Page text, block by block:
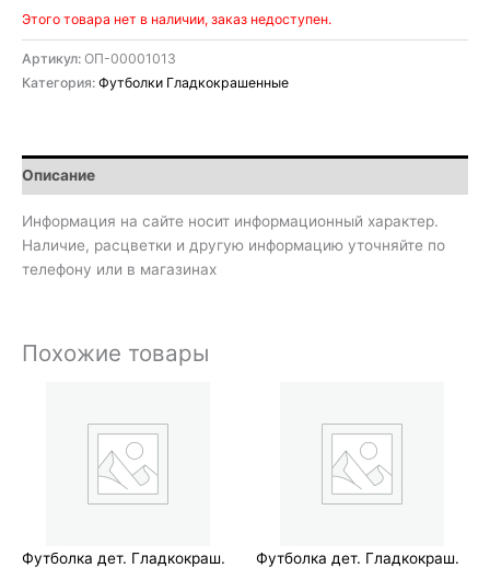
Этого товара нет в наличии, заказ недоступен.
Артикул: ОП-00001013
Категория: Футболки Гладкокрашенные
Описание
Информация на сайте носит информационный характер.
Наличие, расцветки и другую информацию уточняйте по
телефону или в магазинах
Похожие товары
Футболка дет. Гладкокраш.
Футболка дет. Гладкокраш.